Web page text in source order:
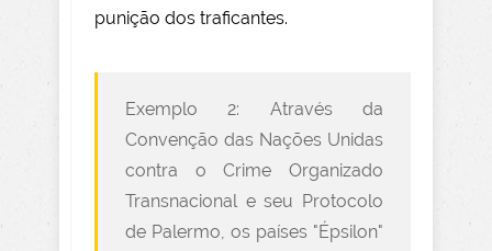
punição dos traficantes.
Exemplo 2: Através da
Convenção das Nações Unidas
contra o Crime Organizado
Transnacional e seu Protocolo
de Palermo, os países "Épsilon"